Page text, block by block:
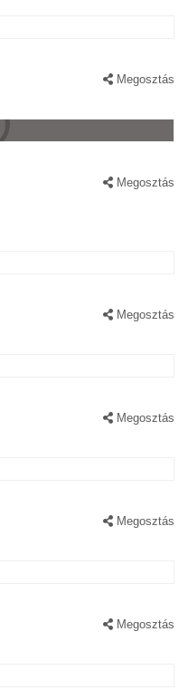
Megosztás
Megosztás
Megosztás
Megosztás
Megosztás
Megosztás